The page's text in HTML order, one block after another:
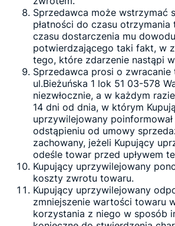
Sprzedawca może wstrzymać
płatności do czasu
czasu dostarczenia mu dowodu
potwierdzającego taki fakt, w
tego, które zdarzenie nastąpi
Sprzedawca prosi o zwracanie
ul.Bieżuńska 1 lok 51 03-578
niezwłocznie, a w każdym
14 dni od dnia, w którym
uprzywilejowany
odstąpieniu od umowy
zachowany, jeżeli Kupujący
odeśle towar przed upływem
Kupujący uprzywilejowany
koszty zwrotu towaru.
Kupujący uprzywilejowany
zmniejszenie wartości towaru
korzystania z niego w sposób